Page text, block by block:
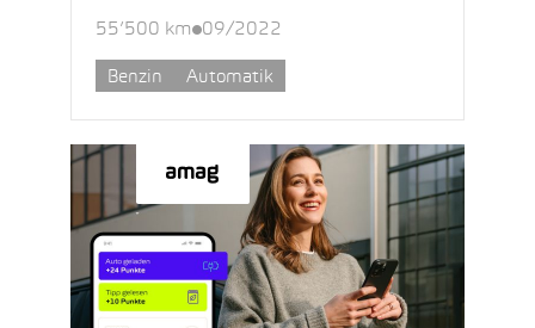
55’500 km 09/2022
Benzin Automatik